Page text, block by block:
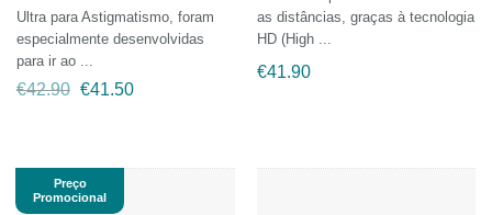
Ultra para Astigmatismo, foram
especialmente desenvolvidas
para ir ao ...
€42.90 O
€41.50O
as distâncias, graças à tecnologia
HD (High ...
€41.90
Preço
Promocional